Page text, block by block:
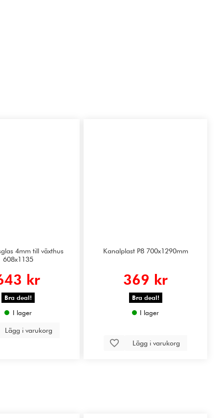
4mm till växthus
608x1135
kr
Bra deal!
I lager
Lägg i varukorg
Kanalplast P8 700x1290mm
369 kr
Bra deal!
I lager
Lägg i varukorg